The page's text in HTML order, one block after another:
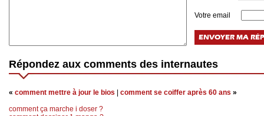
Votre email
Répondez aux comments des internautes
« comment mettre à jour le bios | comment se coiffer après 60 ans »
comment ça marche i doser ?